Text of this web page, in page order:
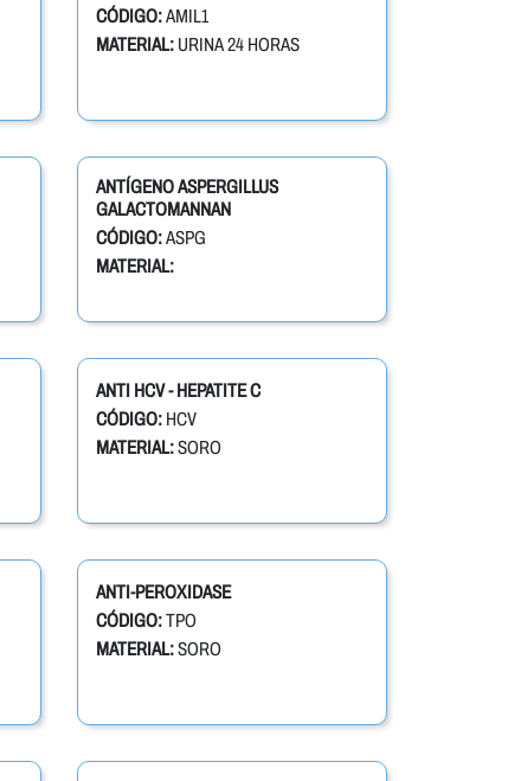
CÓDIGO:AMIL1
MATERIAL:URINA 24 HORAS
ANTÍGENO ASPERGILLUS
GALACTOMANNAN
CÓDIGO:ASPG
MATERIAL:
ANTI HCV - HEPATITE C
CÓDIGO: HCV
MATERIAL:SORO
ANTI-PEROXIDASE
CÓDIGO:TPO
MATERIAL:SORO